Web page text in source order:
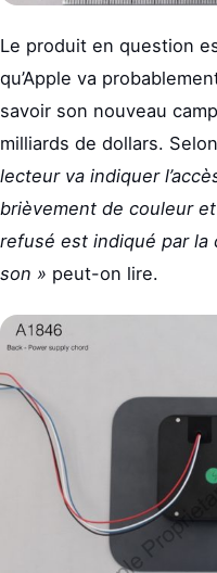
Le produit en question
qu’Apple va
savoir son nouveau
milliards de dollars.
lecteur va indiquer
brièvement de couleur
refusé est indiqué par
son » peut-on lire.